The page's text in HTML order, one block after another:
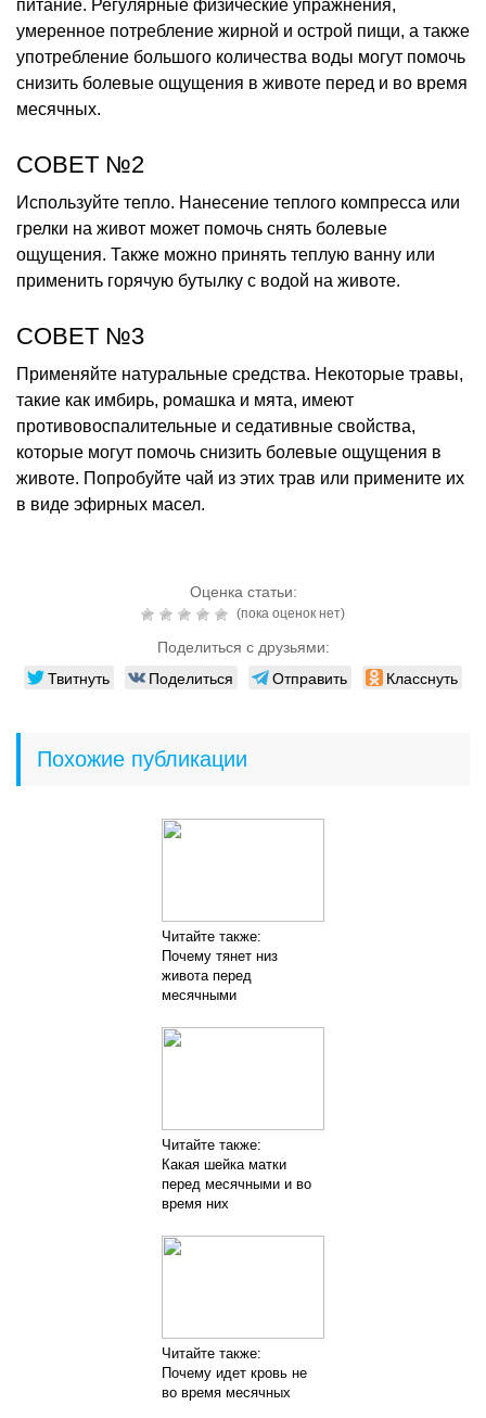
питание. Регулярные физические упражнения,
умеренное потребление жирной и острой пищи, а также
употребление большого количества воды могут помочь
снизить болевые ощущения в животе перед и во время
месячных.
СОВЕТ №2
Используйте тепло. Нанесение теплого компресса или
грелки на живот может помочь снять болевые
ощущения. Также можно принять теплую ванну или
применить горячую бутылку с водой на животе.
СОВЕТ №3
Применяйте натуральные средства. Некоторые травы,
такие как имбирь, ромашка и мята, имеют
противовоспалительные и седативные свойства,
которые могут помочь снизить болевые ощущения в
животе. Попробуйте чай из этих трав или примените их
в виде эфирных масел.
Оценка статьи:
(пока оценок нет)
Поделиться с друзьями:
Твитнуть Поделиться Отправить Класснуть
Похожие публикации
Читайте также:
Почему тянет низ
живота перед
месячными
Читайте также:
Какая шейка матки
перед месячными и во
время них
Читайте также:
Почему идет кровь не
во время месячных